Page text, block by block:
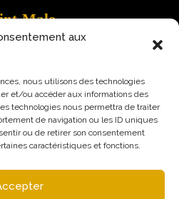
aux
nous utilisons des technologies
et/ou accéder aux informations des
technologies nous permettra de traiter
de navigation ou les ID uniques
ou de retirer son consentement
caractéristiques et fonctions.
Malo
Schuman
Saint-Malo